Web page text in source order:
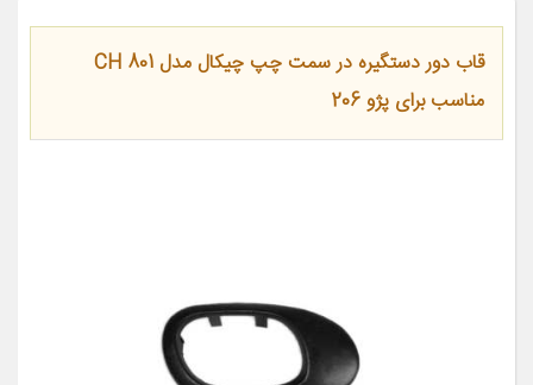
قاب دور دستگیره در سمت چپ چیکال مدل CH 801
مناسب برای پژو 206